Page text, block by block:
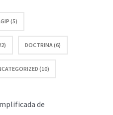
(5)
DOCTRINA (6)
(10)
de